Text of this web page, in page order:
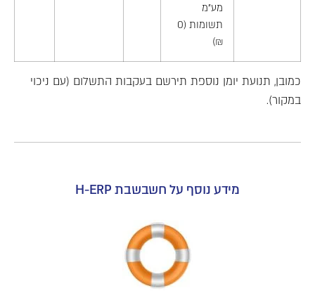
מע"מ
תשומות (0
₪)
כמובן, תנועת יומן נוספת תירשם בעקבות התשלום (עם ניכוי
במקור).
מידע נוסף על חשבשבת H-ERP